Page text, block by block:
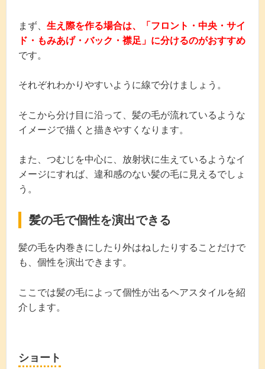
まず、 生え際を作る場合は、「フロント・中央・サイ
ド・もみあげ・バック・襟足」に分けるのがおすすめ
です。
それぞれわかりやすいように線で分けましょう。
そこから分け目に沿って、髪の毛が流れているような
イメージで描くと描きやすくなります。
また、つむじを中心に、放射状に生えているようなイ
メージにすれば、違和感のない髪の毛に見えるでしょ
う。
髪の毛で個性を演出できる
髪の毛を内巻きにしたり外はねしたりすることだけで
も、個性を演出できます。
ここでは髪の毛によって個性が出るヘアスタイルを紹
介します。
ショート